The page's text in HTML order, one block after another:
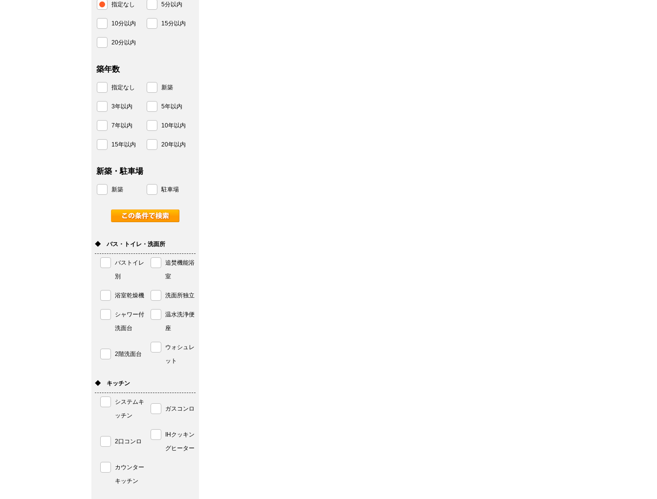
指定なし 5分以内
10分以内 15分以内
20分以内
築年数
指定なし 新築
3年以内 5年以内
7年以内 10年以内
15年以内 20年以内
新築・駐車場
新築 駐車場
◆ バス・トイレ・洗面所
バストイレ
別
追焚機能浴
室
浴室乾燥機 洗面所独立
シャワー付
洗面台
温水洗浄便
座
2階洗面台
ウォシュレ
ット
◆ キッチン
システムキ
ッチン
ガスコンロ
2口コンロ
IHクッキン
グヒーター
カウンター
キッチン